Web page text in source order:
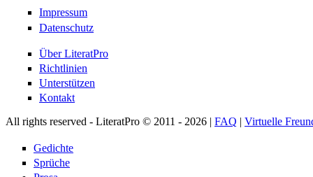
Impressum
Datenschutz
Über LiteratPro
Richtlinien
Unterstützen
Kontakt
All rights reserved - LiteratPro © 2011 - 2026 | FAQ | Virtuelle
Gedichte
Sprüche